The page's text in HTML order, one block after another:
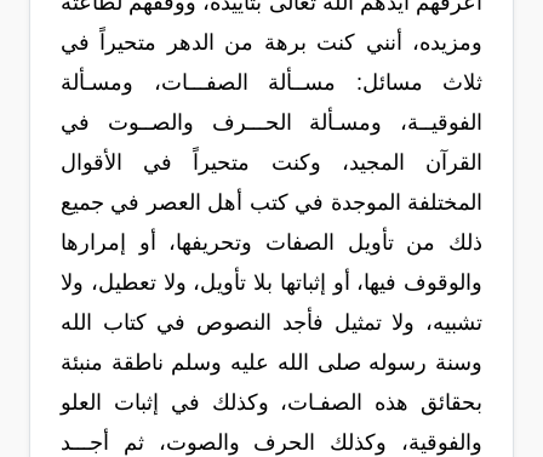
ومزيده، أنني كنت برهة من الدهر متحيراً في
ثلاث مسائل: مســألة الصفـــات، ومسـألة
الفوقيــة، ومسـألة الحـــرف والصــوت في
القرآن المجيد، وكنت متحيراً في الأقوال
المختلفة الموجدة في كتب أهل العصر في جميع
ذلك من تأويل الصفات وتحريفها، أو إمرارها
والوقوف فيها، أو إثباتها بلا تأويل، ولا تعطيل، ولا
تشبيه، ولا تمثيل فأجد النصوص في كتاب الله
وسنة رسوله صلى الله عليه وسلم ناطقة منبئة
بحقائق هذه الصفـات، وكذلك في إثبات العلو
والفوقية، وكذلك الحرف والصوت، ثم أجـــد